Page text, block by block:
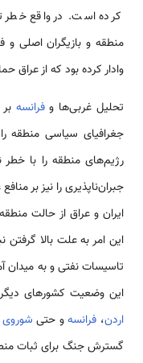
کرده است. در واقع خطر
منطقه و بازیگران اصلی و
وادار کرده بود که از عراق
تحلیل غربی‌ها وفرانسه
جغرافیای سیاسی منطقه
رژیم‌های منطقه را با
ایران و عراق از حالت
این امر به علت بالا
تاسیسات نفتی و به میدان
این وضعیت کشورهای
اردن، فرانسهو حتی شوروی
گسترش جنگ برای ثبات